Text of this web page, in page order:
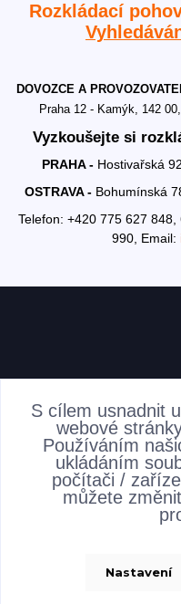
Rozkládací
DOVOZCE A
Praha 12 - Kamýk, 142
Vyzkoušejte si
PRAHA - Hostivařská
OSTRAVA - Bohumínská
Telefon: +420 775 627 848,
990, Email:
S cílem usnadnit
webové
Používáním
ukládáním
počítači /
můžete
Nastavení